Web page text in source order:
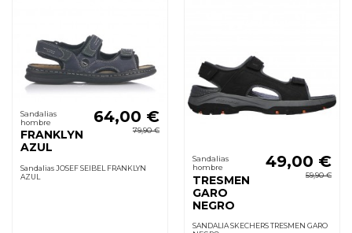
Sandalias
hombre
FRANKLYN
AZUL
64,00 €
79,90 €
Sandalias JOSEF SEIBEL FRANKLYN
AZUL
Sandalias
hombre
TRESMEN
GARO
NEGRO
49,00 €
59,90 €
SANDALIA SKECHERS TRESMEN GARO